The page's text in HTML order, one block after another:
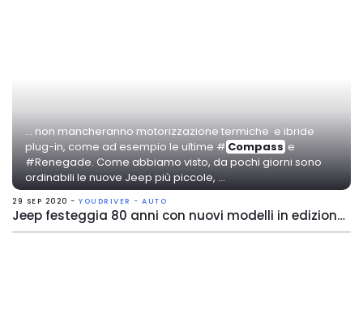
... non mancheranno motorizzazione termiche e ibride
plug-in, come ad esempio le ultime # Compass e
#Renegade. Come abbiamo visto, da pochi giorni sono
ordinabili le nuove Jeep più piccole, ...
29 SEP 2020 - YOUDRIVER - AUTO
Jeep festeggia 80 anni con nuovi modelli in edizione speciale